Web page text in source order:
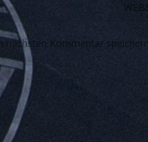
Kommentar speichern.